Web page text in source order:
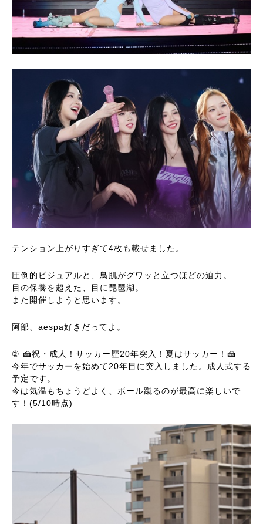
テンション上がりすぎて4枚も載せました。
圧倒的ビジュアルと、鳥肌がグワッと立つほどの迫力。
目の保養を超えた、目に琵琶湖。
また開催しようと思います。
阿部、aespa好きだってよ。
② 🍰祝・成人！サッカー歴20年突入！夏はサッカー！🍰
今年でサッカーを始めて20年目に突入しました。成人式する
予定です。
今は気温もちょうどよく、ボール蹴るのが最高に楽しいで
す！(5/10時点)